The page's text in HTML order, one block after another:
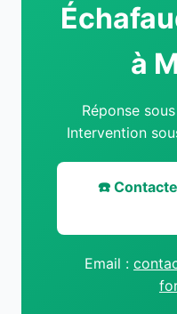
à
Réponse
Intervention
☎️
Email :